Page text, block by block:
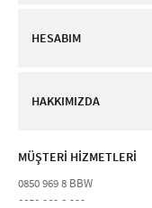
HESABIM
HAKKIMIZDA
MÜŞTERİ HİZMETLERİ​
0850 969 8 BBW​
0850 969 8 229​​